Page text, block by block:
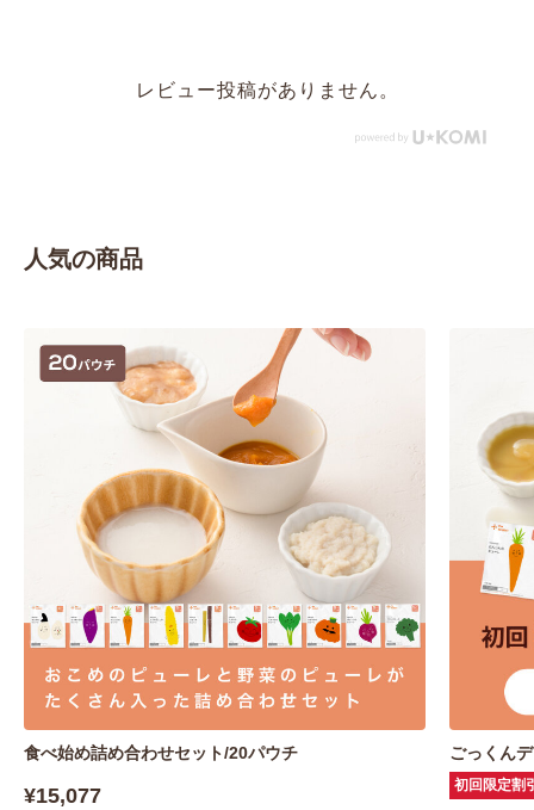
レビュー投稿がありません。
人気の商品
食べ始め詰め合わせセット/20パウチ
¥15,077
ごっくん
初回限定割